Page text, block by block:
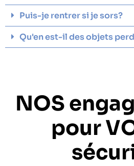
Puis-je rentrer si je sors?
Qu'en est-il des objets
NOS
pour